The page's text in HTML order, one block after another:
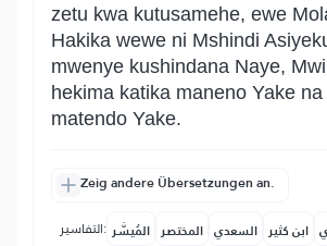
zetu kwa kutusamehe, ewe
Hakika wewe ni Mshindi
mwenye kushindana Naye,
hekima katika maneno Yake na
matendo Yake.
Zeig andere Übersetzungen an.
التفاسير: المُيسَّر المختصر السعدي ابن كثير